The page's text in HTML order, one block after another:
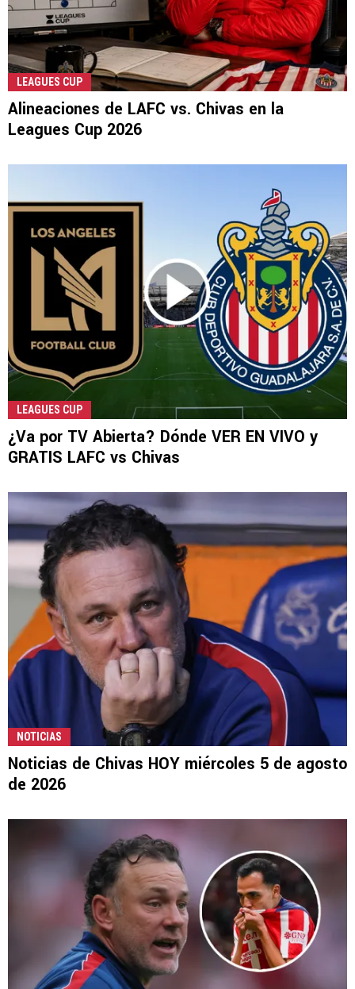
LEAGUES CUP
Alineaciones de LAFC vs. Chivas en la
Leagues Cup 2026
LEAGUES CUP
¿Va por TV Abierta? Dónde VER EN VIVO y
GRATIS LAFC vs Chivas
NOTICIAS
Noticias de Chivas HOY miércoles 5 de agosto
de 2026